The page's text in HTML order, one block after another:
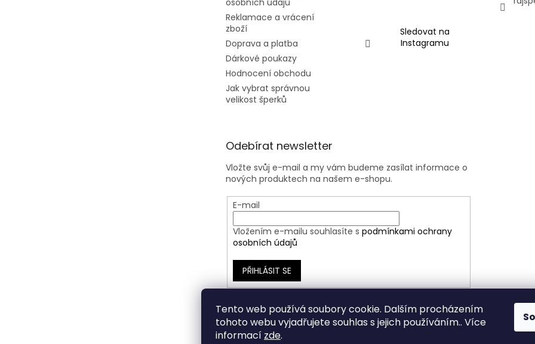
Tento web používá soubory cookie. Dalším procházením
tohoto webu vyjadřujete souhlas s jejich používáním.. Více
informací zde.
osobních údajů
Reklamace a vrácení
zboží
Doprava a platba
Dárkové poukazy
Hodnocení obchodu
Jak vybrat správnou
velikost šperků
Sledovat na
Instagramu
Odebírat newsletter
Vložte svůj e-mail a my vám budeme zasílat informace o
nových produktech na našem e-shopu.
E-mail
Vložením e-mailu souhlasíte s podmínkami ochrany
osobních údajů
PŘIHLÁSIT SE